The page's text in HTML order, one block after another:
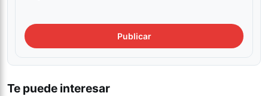
Te puede interesar